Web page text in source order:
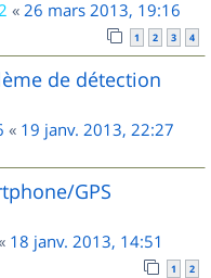
« 26 mars 2013, 19:16
1 2 3 4
de détection
« 19 janv. 2013, 22:27
GPS
18 janv. 2013, 14:51
1 2